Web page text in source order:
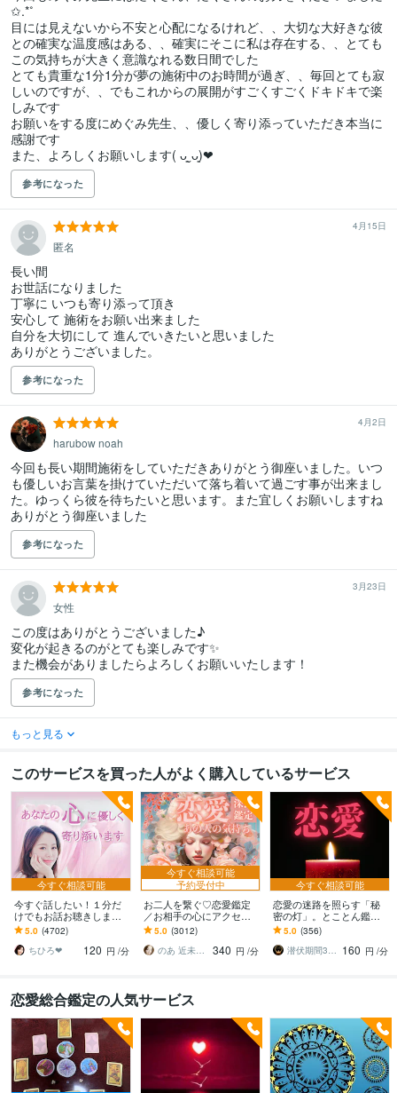
✩.*˚
目には見えないから不安と心配になるけれど、、大切な大好きな彼
との確実な温度感はある、、確実にそこに私は存在する、、とても
この気持ちが大きく意識なれる数日間でした
とても貴重な1分1分が夢の施術中のお時間が過ぎ、、毎回とても寂
しいのですが、、でもこれからの展開がすごくすごくドキドキで楽
しみです
お願いをする度にめぐみ先生、、優しく寄り添っていただき本当に
感謝です
また、よろしくお願いします( ᴗ͈ˬᴗ͈)‪‪❤︎
参考になった
4月15日
匿名
長い間
お世話になりました
丁寧に いつも寄り添って頂き
安心して 施術をお願い出来ました
自分を大切にして 進んでいきたいと思いました
ありがとうございました。
参考になった
4月2日
harubow noah
今回も長い期間施術をしていただきありがとう御座いました。いつ
も優しいお言葉を掛けていただいて落ち着いて過ごす事が出来まし
た。ゆっくら彼を待ちたいと思います。また宜しくお願いしますね
ありがとう御座いました
参考になった
3月23日
女性
この度はありがとうございました♪
変化が起きるのがとても楽しみです✨
また機会がありましたらよろしくお願いいたします！
参考になった
もっと見る
このサービスを買った人がよく購入しているサービス
今すぐ相談可能
今すぐ話したい！１分だ
けでもお話お聴きします
秘密でも、悩みでも、甘
えたいな～でも何でもOK
です♪
5.0 (4702)
ちひろ❤
120 円 /分
今すぐ相談可能
予約受付中
お二人を繋ぐ♡恋愛鑑定
／お相手の心にアクセス
します お相手の温度感／
片思い／複雑／復縁／遠
距離／全世代鑑定中❣
5.0 (3012)
のあ 近未来鑑定師 TR OR LE
340 円 /分
今すぐ相談可能
恋愛の迷路を照らす「秘
密の灯」。とことん鑑定
します ◆霊視・タロッ
ト・オラクル、算命学、
ダウジングの複合徹底鑑
5.0 (356)
潜伏期間30年の霊視・占術鑑定 ひのわ 160 円 /分
恋愛総合鑑定の人気サービス